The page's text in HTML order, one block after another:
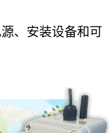
、安装设备和可